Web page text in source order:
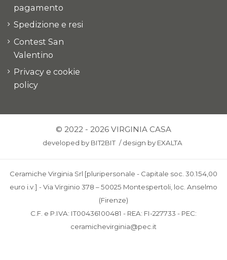
pagamento
Spedizione e resi
Contest San
Valentino
Privacy e cookie
policy
© 2022 - 2026 VIRGINIA CASA
developed by BIT2BIT /design by EXALTA
Ceramiche Virginia Srl [pluripersonale - Capitale soc. 30.154,00
euro i.v.] - Via Virginio 378 – 50025 Montespertoli, loc. Anselmo
(Firenze)
C.F. e P.IVA: IT00436100481 - REA: FI-227733 - PEC:
ceramichevirginia@pec.it